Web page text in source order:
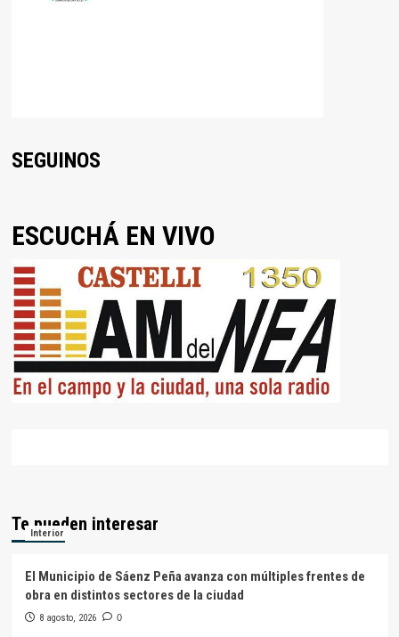
SEGUINOS
ESCUCHÁ EN VIVO
Te pueden interesar
Interior
El Municipio de Sáenz Peña avanza con múltiples frentes de
obra en distintos sectores de la ciudad
8 agosto, 2026 0